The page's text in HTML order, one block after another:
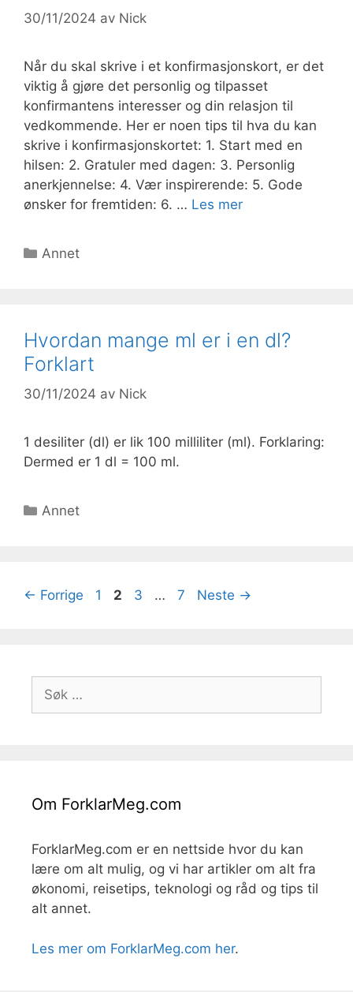
30/11/2024 av Nick
Når du skal skrive i et konfirmasjonskort, er det
viktig å gjøre det personlig og tilpasset
konfirmantens interesser og din relasjon til
vedkommende. Her er noen tips til hva du kan
skrive i konfirmasjonskortet: 1. Start med en
hilsen: 2. Gratuler med dagen: 3. Personlig
anerkjennelse: 4. Vær inspirerende: 5. Gode
ønsker for fremtiden: 6. … Les mer
Kategorier
Annet
Hvordan mange ml er i en dl?
Forklart
30/11/2024 av Nick
1 desiliter (dl) er lik 100 milliliter (ml). Forklaring:
Dermed er 1 dl = 100 ml.
Kategorier
Annet
← Forrige Side
1 Side
2 Side
3 … Side
7 Neste →
Søk
etter:
Om ForklarMeg.com
ForklarMeg.com er en nettside hvor du kan
lære om alt mulig, og vi har artikler om alt fra
økonomi, reisetips, teknologi og råd og tips til
alt annet.
Les mer om ForklarMeg.com her.